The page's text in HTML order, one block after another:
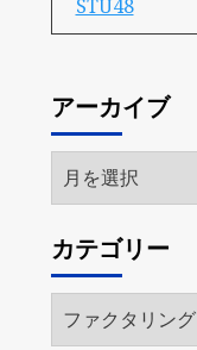
STU48
アーカイブ
ア
ー
イ
ブ
カテゴリー
テ